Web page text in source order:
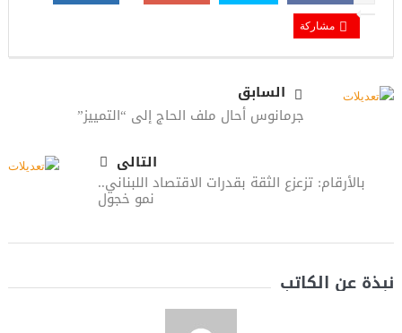
مشاركة
السابق
جرمانوس أحال ملف الحاج إلى “التمييز”
التالى
بالأرقام: تزعزع الثقة بقدرات الاقتصاد اللبناني..
نمو خجول
نبذة عن الكاتب